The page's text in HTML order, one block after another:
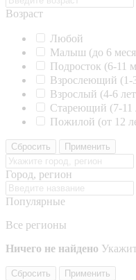
Возраст
Любой
Малыш (до 6
Подросток (6-11
Взрослеющий (1-
Взрослый (4-6
Стареющий (7-11
Пожилой (от 12
Сбросить Применить
Город, регион
Популярные
Все регионы
Ничего не найдено
Сбросить
Применить